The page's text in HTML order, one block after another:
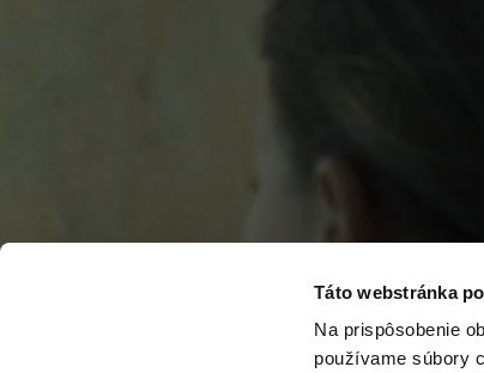
Táto webstránka
Na prispôsobenie
používame súbory